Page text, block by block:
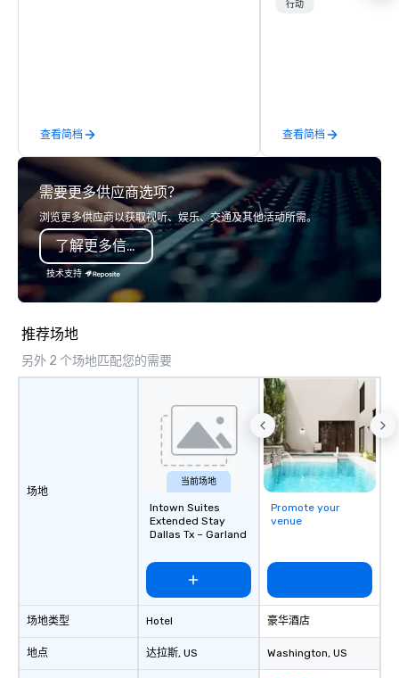
查看简档
possible. Our tours
行动
查看简档
需要更多供应商选项？
浏览更多供应商以获取视听、娱乐、交通及其他活动所需。
了解更多信息
技术支持
推荐场地
另外 2 个场地匹配您的需要
场地
场地类型
地点
当前场地
Intown Suites
Extended Stay
Dallas Tx – Garland
Hotel
达拉斯, US
Promote your
venue
豪华酒店
Washington, US